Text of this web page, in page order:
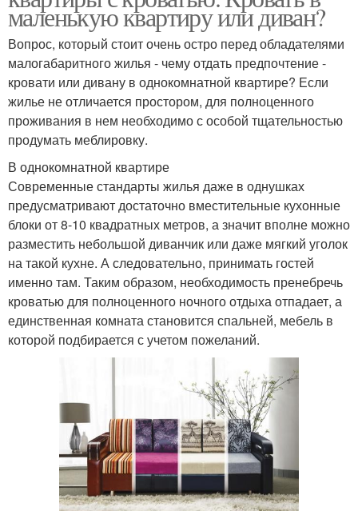
маленькую квартиру или диван?
Вопрос, который стоит очень остро перед обладателями
малогабаритного жилья - чему отдать предпочтение -
кровати или дивану в однокомнатной квартире? Если
жилье не отличается простором, для полноценного
проживания в нем необходимо с особой тщательностью
продумать меблировку.
В однокомнатной квартире
Современные стандарты жилья даже в однушках
предусматривают достаточно вместительные кухонные
блоки от 8-10 квадратных метров, а значит вполне можно
разместить небольшой диванчик или даже мягкий уголок
на такой кухне. А следовательно, принимать гостей
именно там. Таким образом, необходимость пренебречь
кроватью для полноценного ночного отдыха отпадает, а
единственная комната становится спальней, мебель в
которой подбирается с учетом пожеланий.